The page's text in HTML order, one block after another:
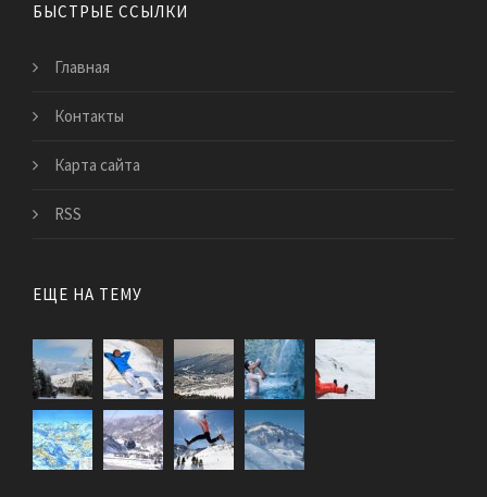
БЫСТРЫЕ ССЫЛКИ
Главная
Контакты
Карта сайта
RSS
ЕЩЕ НА ТЕМУ